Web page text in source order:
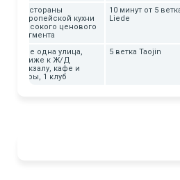
Рестораны
европейской кухни
высокого ценового
сегмента
10 минут от 5
Liede
Еще одна улица,
ближе к Ж/Д
вокзалу, кафе и
бары, 1 клуб
5 ветка Taojin